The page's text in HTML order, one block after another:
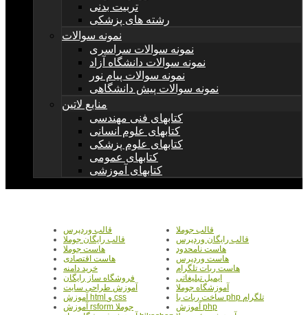
تربیت بدنی
رشته های پزشکی
نمونه سوالات
نمونه سوالات سراسری
نمونه سوالات دانشگاه آزاد
نمونه سوالات پیام نور
نمونه سوالات پیش دانشگاهی
منابع لاتین
کتابهای فنی مهندسی
کتابهای علوم انسانی
کتابهای علوم پزشکی
کتابهای عمومی
کتابهای آموزشی
قالب جوملا
قالب وردپرس
قالب رایگان وردپرس
قالب رایگان جوملا
هاست نامحدود
هاست جوملا
هاست وردپرس
هاست اقتصادی
هاست ربات تلگرام
خرید دامنه
ایمیل تبلیغاتی
فروشگاه ساز رایگان
آموزشگاه جوملا
آموزش طراحی سایت
ساخت ربات با php تلگرام
آموزش html و css
آموزش php
آموزش rsform جوملا